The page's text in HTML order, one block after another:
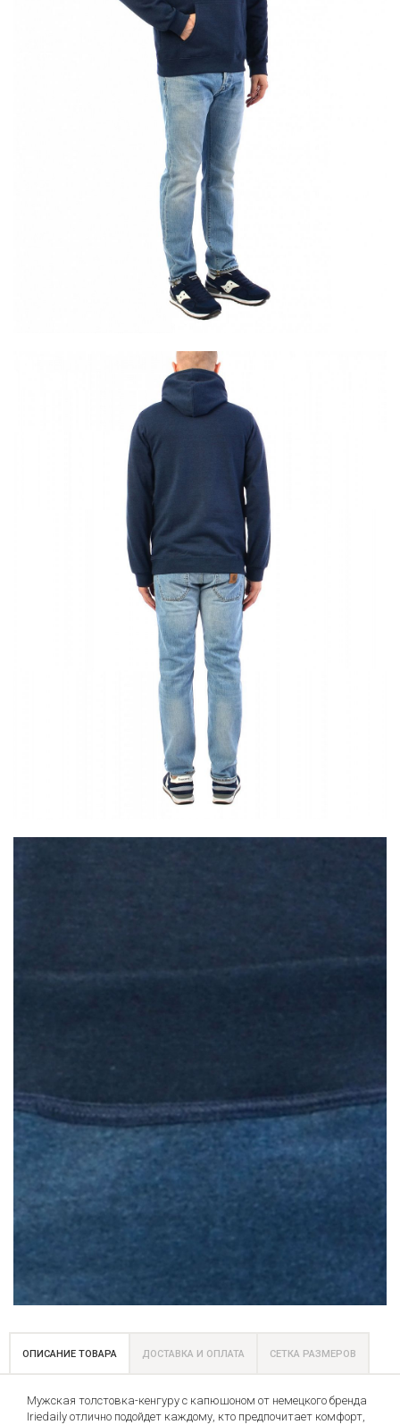
ОПИСАНИЕ ТОВАРА ДОСТАВКА И ОПЛАТА СЕТКА РАЗМЕРОВ
Мужская толстовка-кенгуру с капюшоном от немецкого бренда
Iriedaily отлично подойдет каждому, кто предпочитает комфорт,